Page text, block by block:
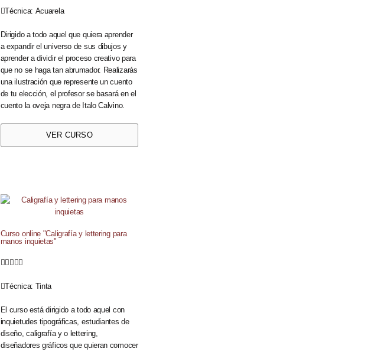
Técnica: Acuarela
Dirigido a todo aquel que quiera aprender
a expandir el universo de sus dibujos y
aprender a dividir el proceso creativo para
que no se haga tan abrumador. Realizarás
una ilustración que represente un cuento
de tu elección, el profesor se basará en el
cuento la oveja negra de Italo Calvino.
VER CURSO
Curso online "Caligrafía y lettering para
manos inquietas"
    
Técnica: Tinta
El curso está dirigido a todo aquel con
inquietudes tipográficas, estudiantes de
diseño, caligrafía y o lettering,
diseñadores gráficos que quieran comocer